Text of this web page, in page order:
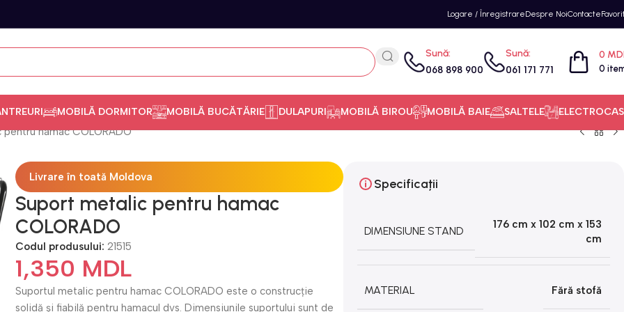
Logare / ÎnregistrareDespre NoiContacte
Sună:
068 898 900
Sună:
061 171 771 0
0
MOBILĂ DORMITOR MOBILĂ BUCĂTĂRIE DULAPURI MOBILĂ BIROU MOBILĂ BAIE SALTELE
hamac COLORADO
Livrare în toată Moldova
Suport metalic pentru hamac
COLORADO
Codul produsului: 21515
1,350 MDL
Suportul metalic pentru hamac COLORADO este o construcție
solidă și fiabilă pentru hamacul dvs. Dimensiunile suportului sunt de
Specificații
DIMENSIUNE STAND
176 cm x 102 cm x 153
cm
MATERIAL Fără stofă